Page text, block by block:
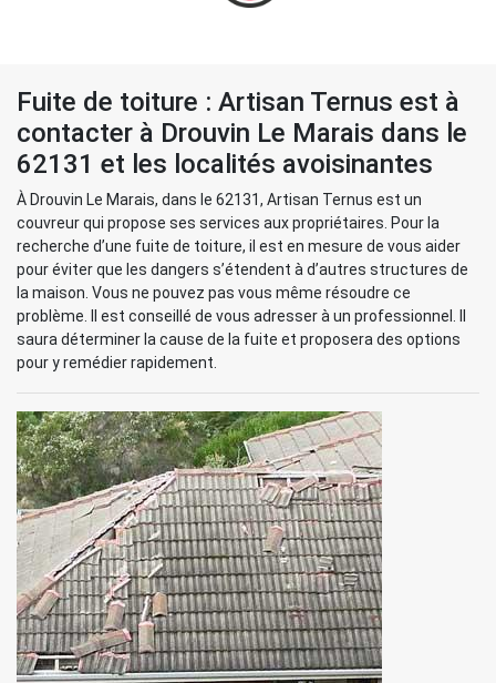
Fuite de toiture : Artisan Ternus est à
contacter à Drouvin Le Marais dans le
62131 et les localités avoisinantes
À Drouvin Le Marais, dans le 62131, Artisan Ternus est un
couvreur qui propose ses services aux propriétaires. Pour la
recherche d’une fuite de toiture, il est en mesure de vous aider
pour éviter que les dangers s’étendent à d’autres structures de
la maison. Vous ne pouvez pas vous même résoudre ce
problème. Il est conseillé de vous adresser à un professionnel. Il
saura déterminer la cause de la fuite et proposera des options
pour y remédier rapidement.